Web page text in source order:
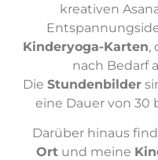
kreativen
Kinderyoga-Karten,
nach Bedarf
Die Stundenbilder
eine Dauer von 30
Darüber hinaus
Ortund meine